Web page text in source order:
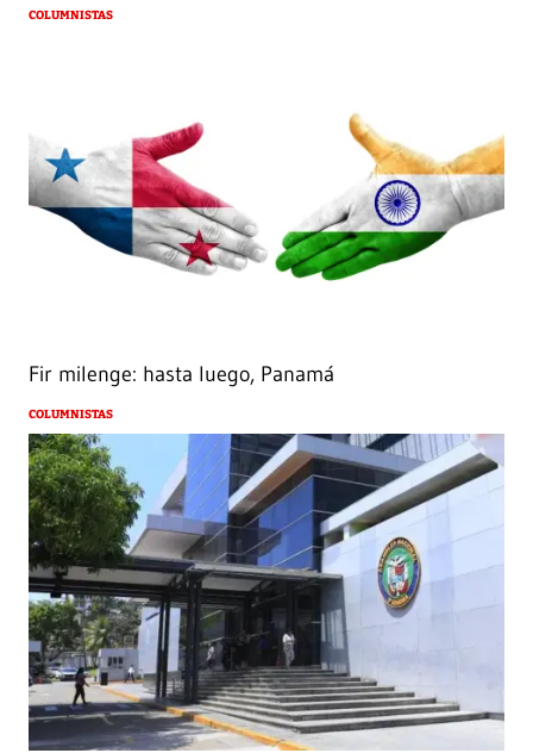
COLUMNISTAS
Fir milenge: hasta luego, Panamá
COLUMNISTAS